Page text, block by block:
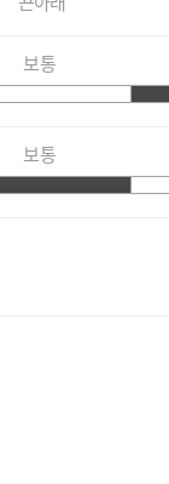
보통
보통